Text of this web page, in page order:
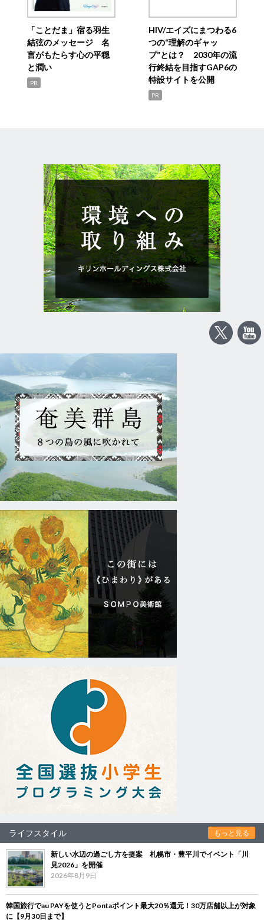
「ことだま」宿る羽生
結弦のメッセージ 名
言がもたらす心の平穏
と潤い
PR
HIV/エイズにまつわる6
つの“理解のギャッ
プ”とは？ 2030年の流
行終結を目指すGAP6の
特設サイトを公開
PR
ライフスタイル もっと見る
新しい水辺の過ごし方を提案 札幌市・豊平川でイベント「川
見2026」を開催
2026年8月9日
韓国旅行でau PAYを使うとPontaポイント最大20％還元！30万店舗以上が対象
に【9月30日まで】